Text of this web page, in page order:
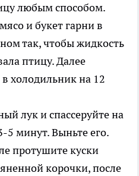
любым способом.
и букет гарни в
так, чтобы жидкость
птицу. Далее
в холодильник на 12
лук и спассеруйте на
5 минут. Выньте его.
протушите куски
корочки, после